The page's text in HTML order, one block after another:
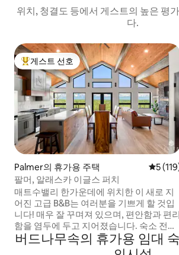
위치, 청결도 등에서 게스트의 높은 평
다.
상위 게스트 선호
게스트 선호
Palmer의 휴가용 주택 평점 5
5
팔머, 알래스카 이글스 퍼치
매트수밸리 한가운데에 위치한 이 새로 지
어진 고급 B&B는 여러분을 기쁘게 할 것입
니다! 매우 잘 꾸며져 있으며, 편안함과 편리
함을 염두에 두고 지어졌습니다. 숙소 전체
에서 볼 수 있는 세심한 배려에 감사하게 될
것입니다. 저희는 청결함에 대해서도 자부
버드나무속의 휴가용 임대